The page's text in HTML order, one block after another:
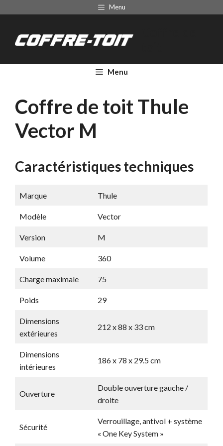
Menu
Menu
Coffre de toit Thule
Vector M
Caractéristiques techniques
Marque Thule
Modèle Vector
Version M
Volume 360
Charge maximale 75
Poids 29
Dimensions
extérieures
212 x 88 x 33 cm
Dimensions
intérieures
186 x 78 x 29.5 cm
Ouverture
Double ouverture gauche /
droite
Sécurité
Verrouillage, antivol + système
« One Key System »